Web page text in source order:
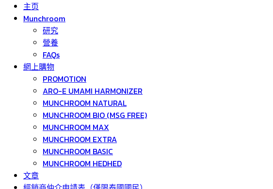
主页
Munchroom
研究
營養
FAQs
網上購物
PROMOTION
ARO-E UMAMI HARMONIZER
MUNCHROOM NATURAL
MUNCHROOM BIO (MSG FREE)
MUNCHROOM MAX
MUNCHROOM EXTRA
MUNCHROOM BASIC
MUNCHROOM HEDHED
文章